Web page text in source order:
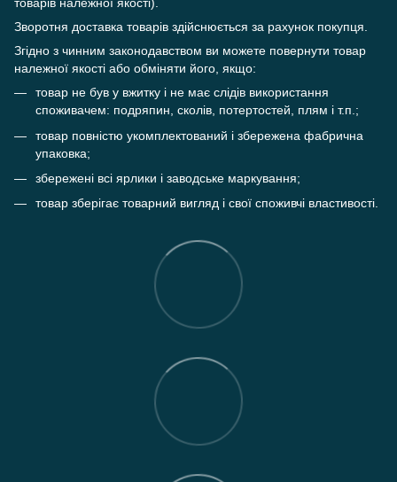
Зворотня доставка товарів здійснюється за рахунок покупця.
Згідно з чинним законодавством ви можете повернути товар
належної якості або обміняти його, якщо:
товар не був у вжитку і не має слідів використання
споживачем: подряпин, сколів, потертостей, плям і т.п.;
товар повністю укомплектований і збережена фабрична
упаковка;
збережені всі ярлики і заводське маркування;
товар зберігає товарний вигляд і свої споживчі властивості.